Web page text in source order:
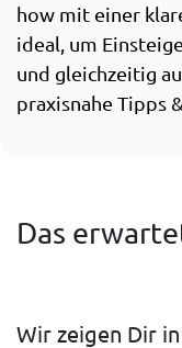
how mit einer
ideal, um
und gleichzeitig
praxisnahe Tipps
Das
Wir zeigen Dir